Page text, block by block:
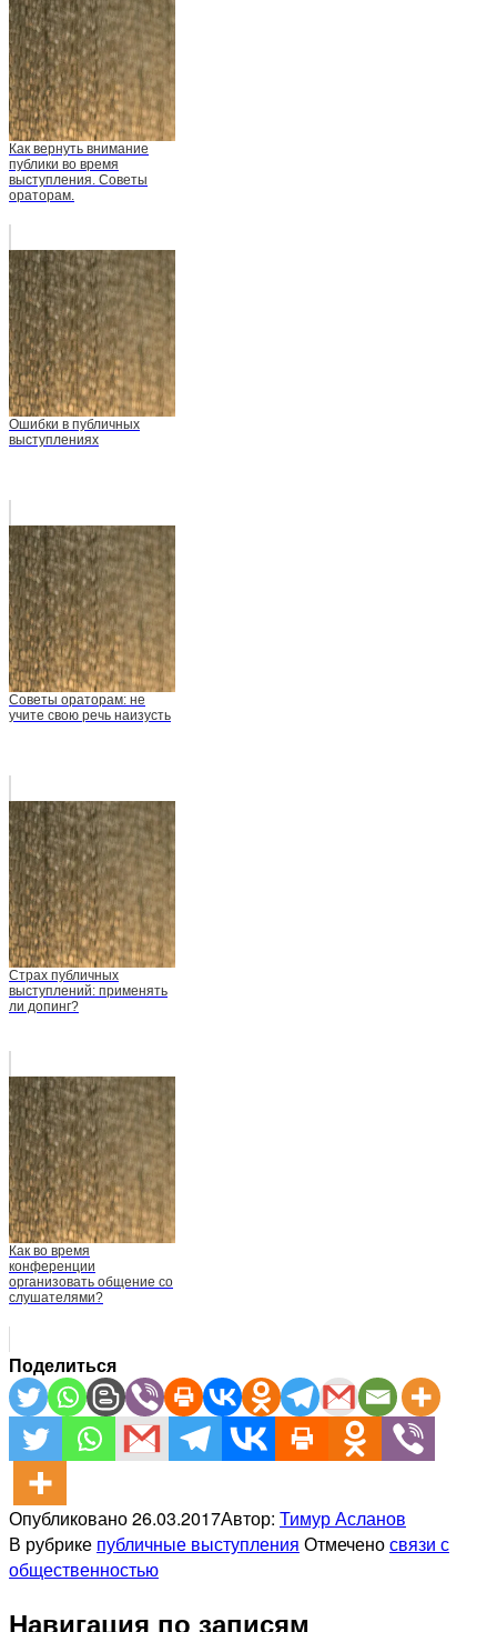
Как вернуть внимание
публики во время
выступления. Советы
ораторам.
Ошибки в публичных
выступлениях
Советы ораторам: не
учите свою речь наизусть
Страх публичных
выступлений: применять
ли допинг?
Как во время
конференции
организовать общение со
слушателями?
Поделиться
Опубликовано26.03.2017Автор: Тимур Асланов
В рубрике публичные выступления Отмеченосвязи с
общественностью
Навигация по записям